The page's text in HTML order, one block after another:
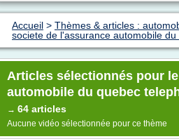
Accueil > Thèmes & articles :
societe de l'assurance automobile
Articles sélectionnés pour
automobile du quebec
→ 64 articles
Aucune vidéo sélectionnée pour ce thème